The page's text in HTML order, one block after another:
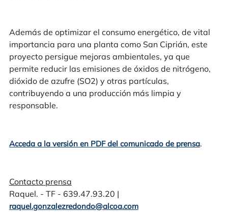
Además de optimizar el consumo energético, de vital
importancia para una planta como San Ciprián, este
proyecto persigue mejoras ambientales, ya que
permite reducir las emisiones de óxidos de nitrógeno,
dióxido de azufre (SO2) y otras partículas,
contribuyendo a una producción más limpia y
responsable.
Acceda a la versión en PDF del comunicado de prensa.
Contacto prensa
Raquel. - TF - 639.47.93.20 |
raquel.gonzalezredondo@alcoa.com